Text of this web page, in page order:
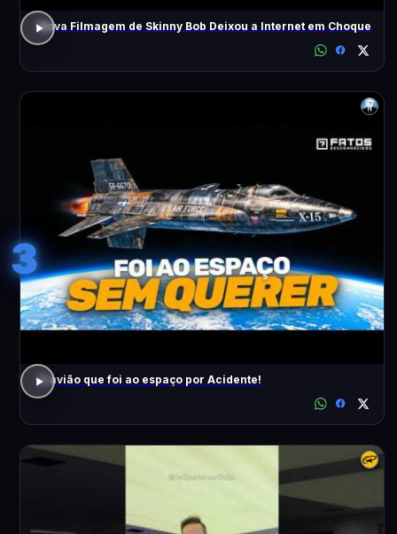
Nova Filmagem de Skinny Bob Deixou a Internet em Choque
3
O avião que foi ao espaço por Acidente!